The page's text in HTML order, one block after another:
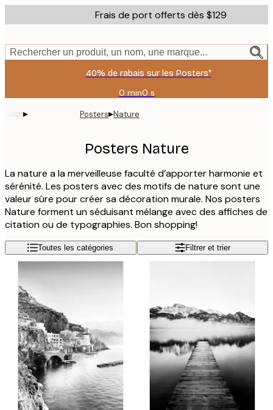
to
content.
Frais de port offerts dès $129
Rechercher un produit, un nom, une marque...
40% de rabais sur les Posters*
0 min0 s
Valable
:
08-
06
▸ Posters▸Nature
Posters Nature
La nature a la merveilleuse faculté d’apporter harmonie et
sérénité. Les posters avec des motifs de nature sont une
valeur sûre pour créer sa décoration murale. Nos posters
Nature forment un séduisant mélange avec des affiches de
citation ou de typographies. Bon shopping!
Toutes les catégories Filtrer et trier